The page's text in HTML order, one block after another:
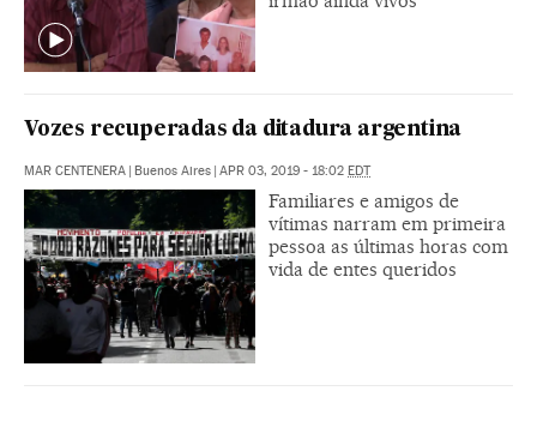
Vozes recuperadas da ditadura argentina
MAR CENTENERA | Buenos Aires | APR 03, 2019 - 18:02 EDT
Familiares e amigos de
vítimas narram em primeira
pessoa as últimas horas com
vida de entes queridos